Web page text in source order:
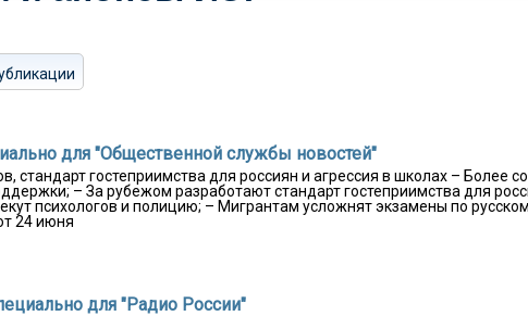
для "Общественной службы новостей"
стандарт гостеприимства для россиян и агрессия в школах – Более
– За рубежом разработают стандарт гостеприимства для
психологов и полицию; – Мигрантам усложнят экзамены по
24 июня
для "Радио России"